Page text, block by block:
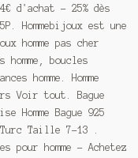
d'achat - 25% dès
Hommebijoux est une
homme pas cher
homme, boucles
homme. Homme
Voir tout. Bague
Bague 925
Turc Taille 7-13 .
pour homme - Achetez